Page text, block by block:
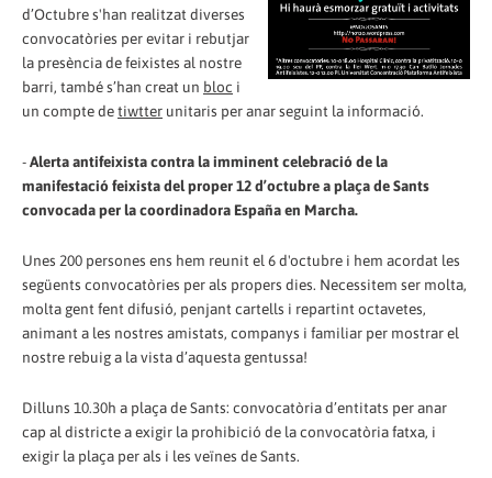
d’Octubre s'han realitzat diverses
convocatòries per evitar i rebutjar
la presència de feixistes al nostre
barri, també s’han creat un bloc i
un compte detiwtter unitaris per anar seguint la informació.
-Alerta antifeixista contra la imminent celebració de la
manifestació feixista del proper 12 d’octubre a plaça de Sants
convocada per la coordinadora España en Marcha.
Unes 200 persones ens hem reunit el 6 d'octubre i hem acordat les
següents convocatòries per als propers dies. Necessitem ser molta,
molta gent fent difusió, penjant cartells i repartint octavetes,
animant a les nostres amistats, companys i familiar per mostrar el
nostre rebuig a la vista d’aquesta gentussa!
Dilluns 10.30h a plaça de Sants: convocatòria d’entitats per anar
cap al districte a exigir la prohibició de la convocatòria fatxa, i
exigir la plaça per als i les veïnes de Sants.